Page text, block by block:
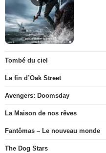
Tombé du ciel
La fin d’Oak Street
Avengers: Doomsday
La Maison de nos rêves
Fantômas – Le nouveau monde
The Dog Stars